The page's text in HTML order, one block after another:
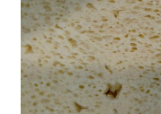
Επικοινωνία